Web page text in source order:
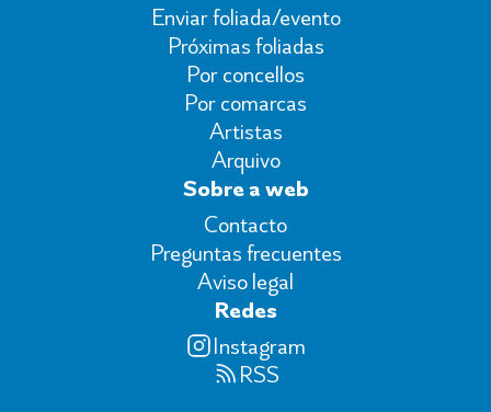
Enviar foliada/evento
Próximas foliadas
Por concellos
Por comarcas
Artistas
Arquivo
Sobre a web
Contacto
Preguntas frecuentes
Aviso legal
Redes
Instagram
RSS